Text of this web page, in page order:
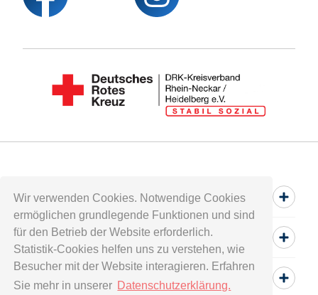
Wir verwenden Cookies. Notwendige Cookies
ermöglichen grundlegende Funktionen und sind
für den Betrieb der Website erforderlich.
Statistik-Cookies helfen uns zu verstehen, wie
Besucher mit der Website interagieren. Erfahren
Sie mehr in unserer Datenschutzerklärung.
Spenden
Mitwirken
Informieren